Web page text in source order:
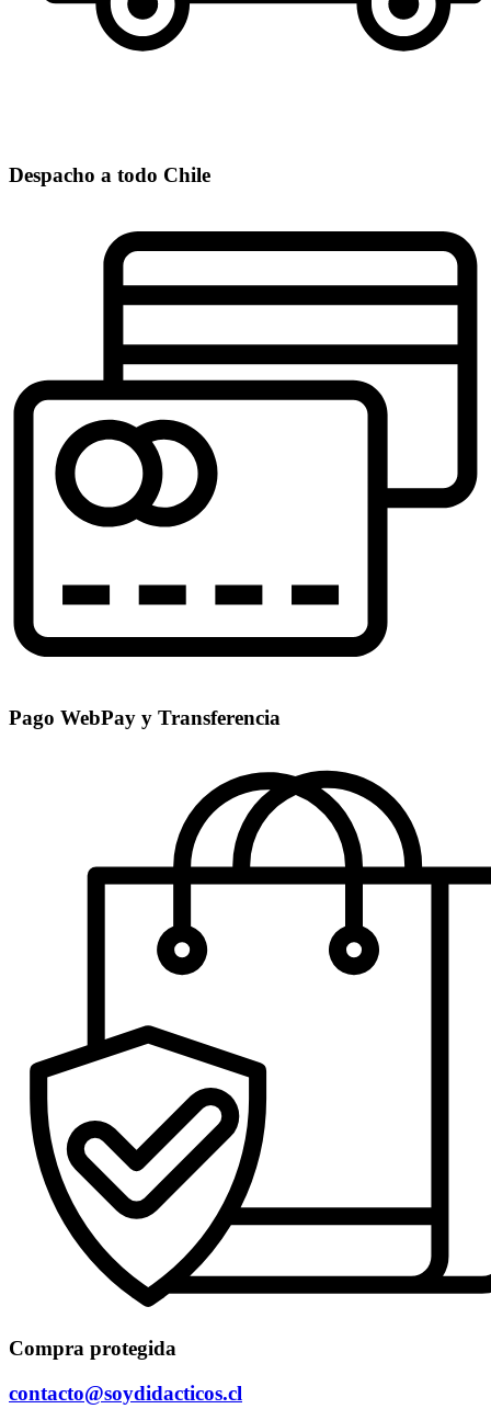
Despacho a todo Chile
Pago WebPay y Transferencia
Compra protegida
contacto@soydidacticos.cl